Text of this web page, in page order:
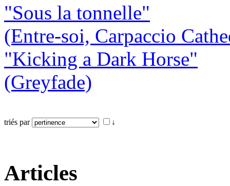
"Sous la tonnelle"
(Entre-soi, Carpaccio
"Kicking a Dark Horse"
(Greyfade)
triés par ↓
Articles